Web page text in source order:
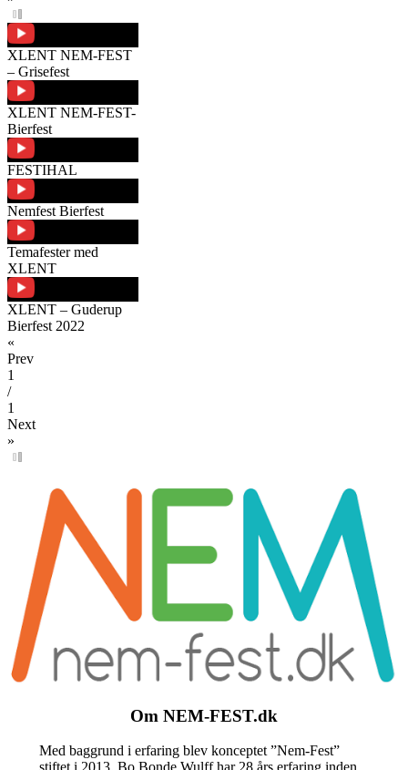
XLENT NEM-FEST
– Grisefest
XLENT NEM-FEST-
Bierfest
FESTIHAL
Nemfest Bierfest
Temafester med
XLENT
XLENT – Guderup
Bierfest 2022
«
Prev
1
/
1
Next
»
Om NEM-FEST.dk
Med baggrund i erfaring blev konceptet ”Nem-Fest”